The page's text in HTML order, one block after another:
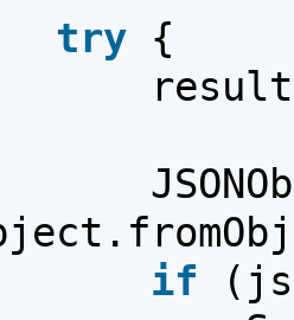
try {
if